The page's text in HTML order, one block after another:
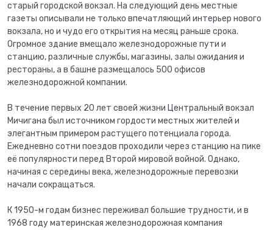
старый городской вокзал. На следующий день местные
газеты описывали не только впечатляющий интерьер нового
вокзала, но и чудо его открытия на месяц раньше срока.
Огромное здание вмещало железнодорожные пути и
станцию, различные службы, магазины, залы ожидания и
рестораны, а в башне размещалось 500 офисов
железнодорожной компании.
В течение первых 20 лет своей жизни Центральный вокзал
Мичигана был источником гордости местных жителей и
элегантным примером растущего потенциала города.
Ежедневно сотни поездов проходили через станцию на пике
её популярности перед Второй мировой войной. Однако,
начиная с середины века, железнодорожные перевозки
начали сокращаться.
К 1950-м годам бизнес переживал большие трудности, и в
1968 году материнская железнодорожная компания